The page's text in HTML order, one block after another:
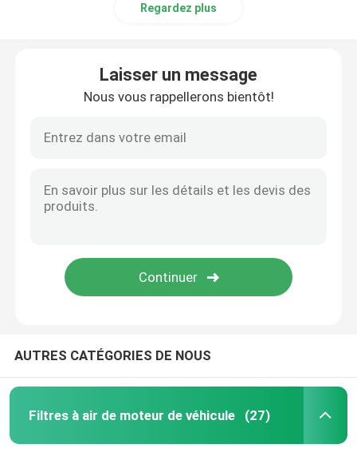
Regardez plus
Laisser un message
Nous vous rappellerons bientôt!
AUTRES CATÉGORIES DE NOUS
Filtres à air de moteur de véhicule (27)